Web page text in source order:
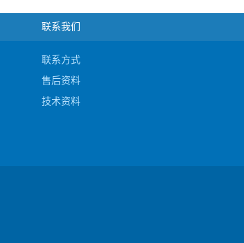
联系我们
联系方式
售后资料
技术资料